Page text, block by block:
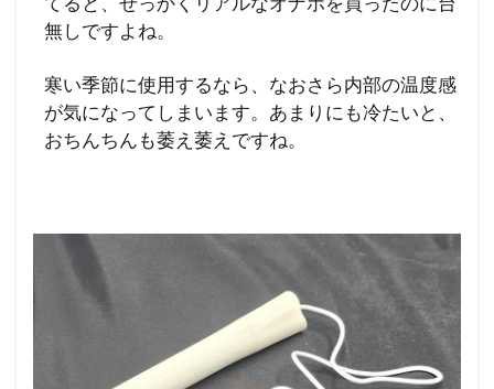
無しですよね。
寒い季節に使用するなら、なおさら内部の温度感
が気になってしまいます。あまりにも冷たいと、
おちんちんも萎え萎えですね。